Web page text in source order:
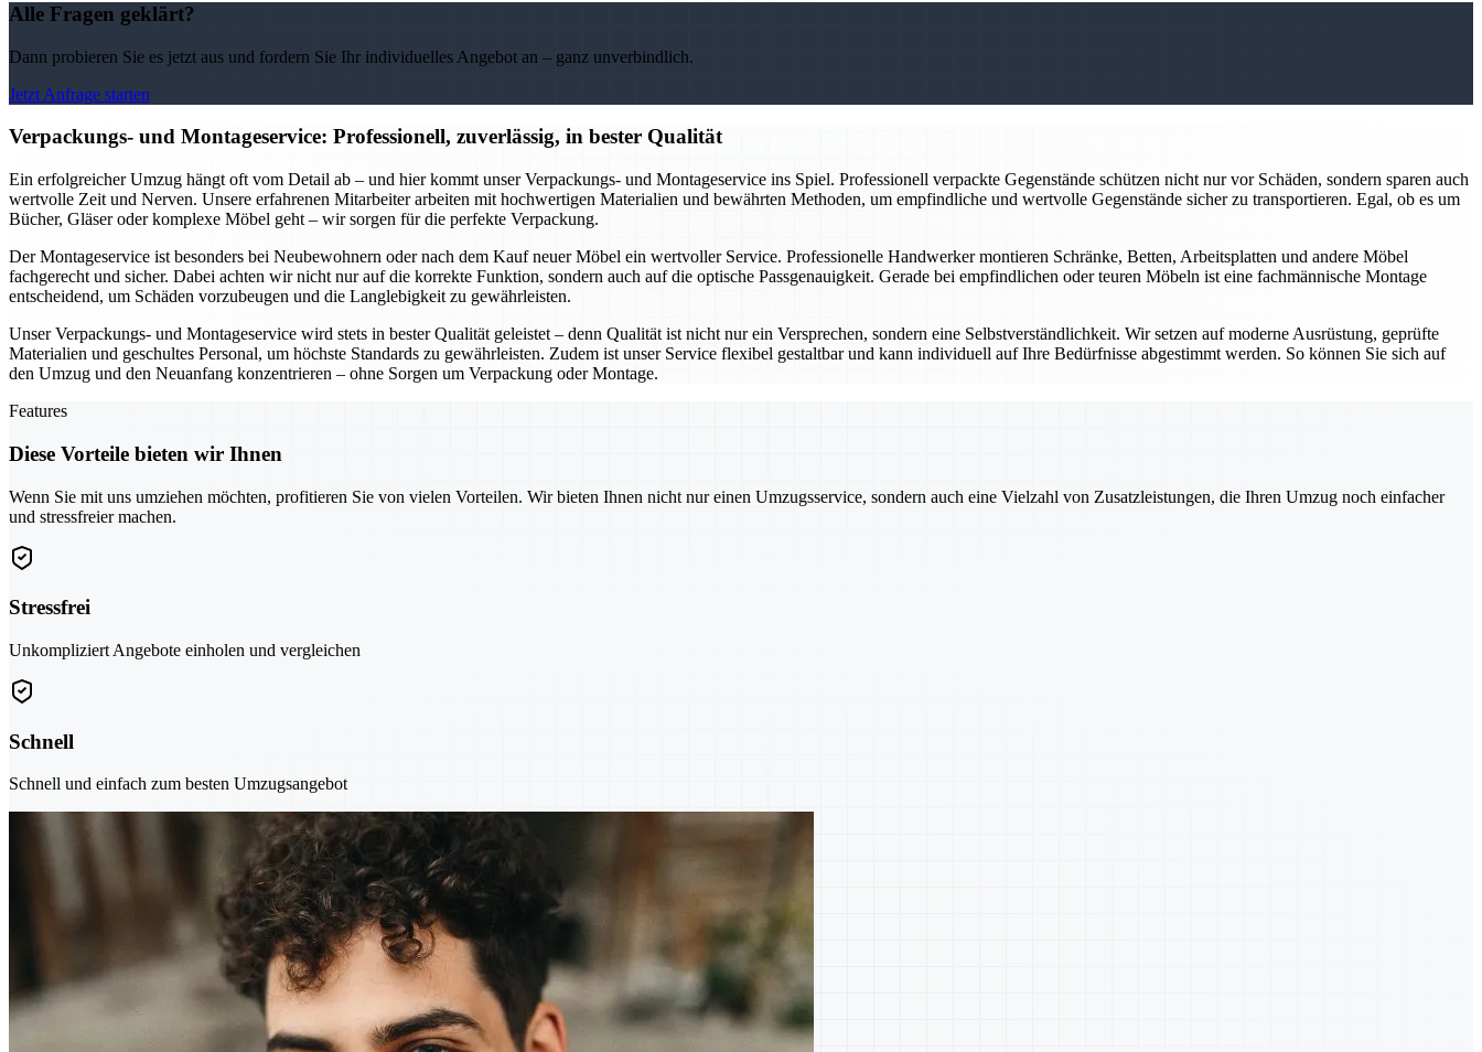
Alle Fragen geklärt?
Dann probieren Sie es jetzt aus und fordern Sie Ihr individuelles Angebot an – ganz unverbindlich.
Jetzt Anfrage starten
Verpackungs- und Montageservice: Professionell, zuverlässig, in bester Qualität
Ein erfolgreicher Umzug hängt oft vom Detail ab – und hier kommt unser Verpackungs- und Montageservice ins Spiel. Professionell verpackte Gegenstände schützen nicht nur vor Schäden, sondern sparen auch
wertvolle Zeit und Nerven. Unsere erfahrenen Mitarbeiter arbeiten mit hochwertigen Materialien und bewährten Methoden, um empfindliche und wertvolle Gegenstände sicher zu transportieren. Egal, ob es um
Bücher, Gläser oder komplexe Möbel geht – wir sorgen für die perfekte Verpackung.
Der Montageservice ist besonders bei Neubewohnern oder nach dem Kauf neuer Möbel ein wertvoller Service. Professionelle Handwerker montieren Schränke, Betten, Arbeitsplatten und andere Möbel
fachgerecht und sicher. Dabei achten wir nicht nur auf die korrekte Funktion, sondern auch auf die optische Passgenauigkeit. Gerade bei empfindlichen oder teuren Möbeln ist eine fachmännische Montage
entscheidend, um Schäden vorzubeugen und die Langlebigkeit zu gewährleisten.
Unser Verpackungs- und Montageservice wird stets in bester Qualität geleistet – denn Qualität ist nicht nur ein Versprechen, sondern eine Selbstverständlichkeit. Wir setzen auf moderne Ausrüstung, geprüfte
Materialien und geschultes Personal, um höchste Standards zu gewährleisten. Zudem ist unser Service flexibel gestaltbar und kann individuell auf Ihre Bedürfnisse abgestimmt werden. So können Sie sich auf
den Umzug und den Neuanfang konzentrieren – ohne Sorgen um Verpackung oder Montage.
Features
Diese Vorteile bieten wir Ihnen
Wenn Sie mit uns umziehen möchten, profitieren Sie von vielen Vorteilen. Wir bieten Ihnen nicht nur einen Umzugsservice, sondern auch eine Vielzahl von Zusatzleistungen, die Ihren Umzug noch einfacher
und stressfreier machen.
Stressfrei
Unkompliziert Angebote einholen und vergleichen
Schnell
Schnell und einfach zum besten Umzugsangebot